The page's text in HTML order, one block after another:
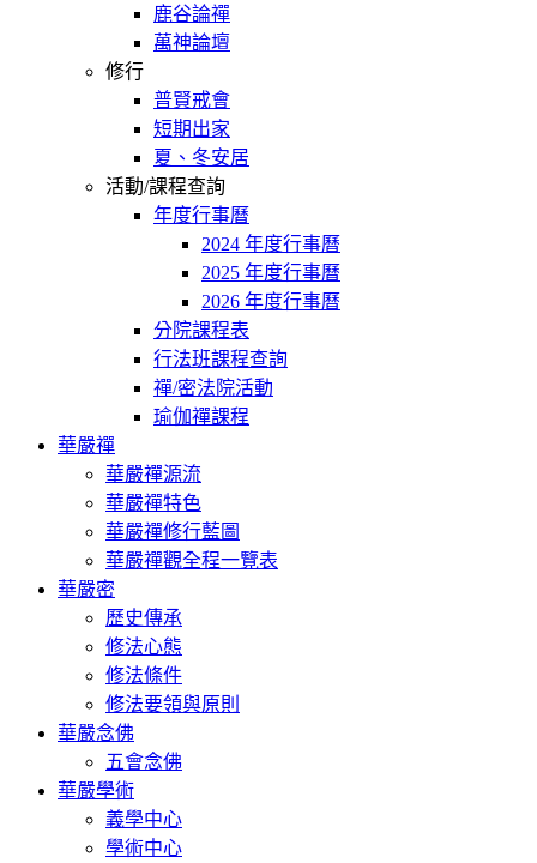
鹿谷論禪
萬神論壇
修行
普賢戒會
短期出家
夏、冬安居
活動/課程查詢
年度行事曆
2024 年度行事曆
2025 年度行事曆
2026 年度行事曆
分院課程表
行法班課程查詢
禪/密法院活動
瑜伽禪課程
華嚴禪
華嚴禪源流
華嚴禪特色
華嚴禪修行藍圖
華嚴禪觀全程一覽表
華嚴密
歷史傳承
修法心態
修法條件
修法要領與原則
華嚴念佛
五會念佛
華嚴學術
義學中心
學術中心